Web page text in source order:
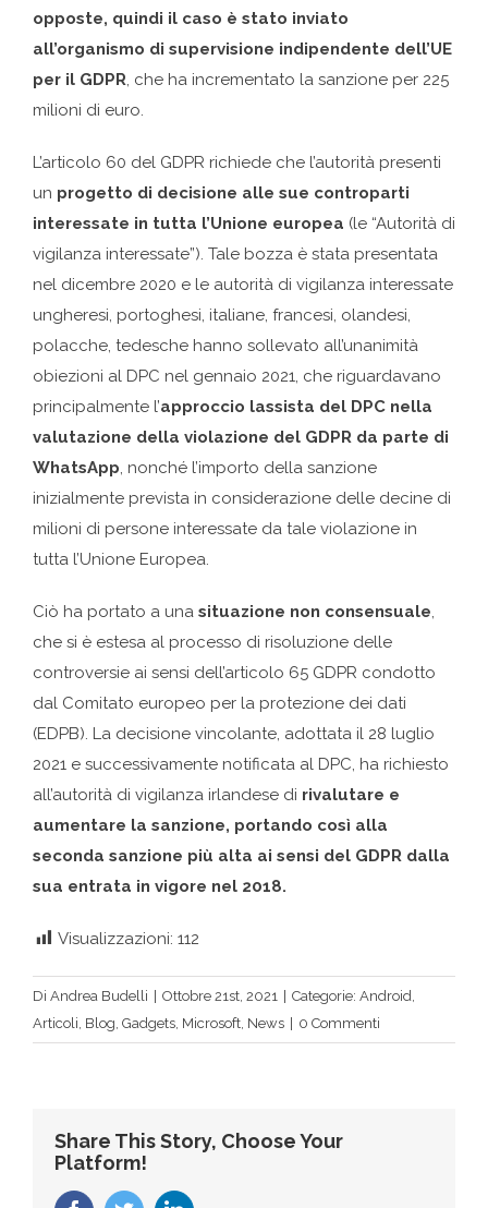
opposte, quindi il caso è stato inviato
all’organismo di supervisione indipendente dell’UE
per il GDPR, che ha incrementato la sanzione per 225
milioni di euro.
L’articolo 60 del GDPR richiede che l’autorità presenti
un progetto di decisione alle sue controparti
interessate in tutta l’Unione europea (le “Autorità di
vigilanza interessate”). Tale bozza è stata presentata
nel dicembre 2020 e le autorità di vigilanza interessate
ungheresi, portoghesi, italiane, francesi, olandesi,
polacche, tedesche hanno sollevato all’unanimità
obiezioni al DPC nel gennaio 2021, che riguardavano
principalmente l’approccio lassista del DPC nella
valutazione della violazione del GDPR da parte di
WhatsApp, nonché l’importo della sanzione
inizialmente prevista in considerazione delle decine di
milioni di persone interessate da tale violazione in
tutta l’Unione Europea.
Ciò ha portato a una situazione non consensuale,
che si è estesa al processo di risoluzione delle
controversie ai sensi dell’articolo 65 GDPR condotto
dal Comitato europeo per la protezione dei dati
(EDPB). La decisione vincolante, adottata il 28 luglio
2021 e successivamente notificata al DPC, ha richiesto
all’autorità di vigilanza irlandese di rivalutare e
aumentare la sanzione, portando così alla
seconda sanzione più alta ai sensi del GDPR dalla
sua entrata in vigore nel 2018.
Visualizzazioni: 112
Di Andrea Budelli Ottobre 21st, 2021 Categorie: Android,
Articoli, Blog, Gadgets, Microsoft, News 0 Commenti
Share This Story, Choose Your
Platform!